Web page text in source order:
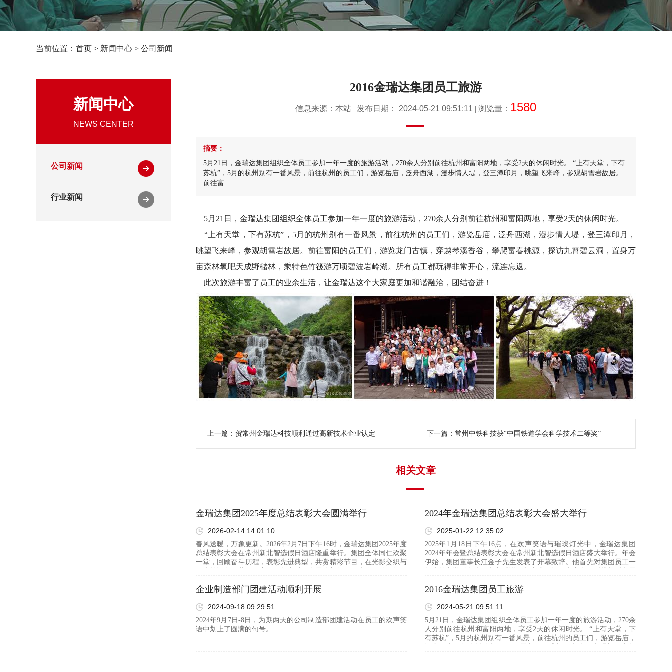
当前位置： 首页 > 新闻中心 > 公司新闻
新闻中心
NEWS CENTER
公司新闻
行业新闻
2016金瑞达集团员工旅游
信息来源：本站 | 发布日期： 2024-05-21 09:51:11 | 浏览量： 1580
摘要：
5月21日，金瑞达集团组织全体员工参加一年一度的旅游活动，270余人分别前往杭州和富阳两地，享受2天的休闲时光。 “上有天堂，下有
苏杭”，5月的杭州别有一番风景，前往杭州的员工们，游览岳庙，泛舟西湖，漫步情人堤，登三潭印月，眺望飞来峰，参观胡雪岩故居。
前往富…
5月21日，金瑞达集团组织全体员工参加一年一度的旅游活动，270余人分别前往杭州和富阳两地，享受2天的休闲时光。
“上有天堂，下有苏杭”，5月的杭州别有一番风景，前往杭州的员工们，游览岳庙，泛舟西湖，漫步情人堤，登三潭印月，
眺望飞来峰，参观胡雪岩故居。前往富阳的员工们，游览龙门古镇，穿越琴溪香谷，攀爬富春桃源，探访九霄碧云洞，置身万
亩森林氧吧天成野槠林，乘特色竹筏游万顷碧波岩岭湖。所有员工都玩得非常开心，流连忘返。
此次旅游丰富了员工的业余生活，让金瑞达这个大家庭更加和谐融洽，团结奋进！
上一篇： 贺常州金瑞达科技顺利通过高新技术企业认定 下一篇： 常州中铁科技获“中国铁道学会科学技术二等奖”
相关文章
金瑞达集团2025年度总结表彰大会圆满举行
2026-02-14 14:01:10
春风送暖，万象更新。2026年2月7日下午16时，金瑞达集团2025年度
总结表彰大会在常州新北智选假日酒店隆重举行。集团全体同仁欢聚
一堂，回顾奋斗历程，表彰先进典型，共赏精彩节目，在光影交织与
2024年金瑞达集团总结表彰大会盛大举行
2025-01-22 12:35:02
2025年1月18日下午16点，在欢声笑语与璀璨灯光中，金瑞达集团
2024年年会暨总结表彰大会在常州新北智选假日酒店盛大举行。年会
伊始，集团董事长江金子先生发表了开幕致辞。他首先对集团员工一
企业制造部门团建活动顺利开展
2024-09-18 09:29:51
2024年9月7日-8日，为期两天的公司制造部团建活动在员工的欢声笑
语中划上了圆满的句号。
2016金瑞达集团员工旅游
2024-05-21 09:51:11
5月21日，金瑞达集团组织全体员工参加一年一度的旅游活动，270余
人分别前往杭州和富阳两地，享受2天的休闲时光。 “上有天堂，下
有苏杭”，5月的杭州别有一番风景，前往杭州的员工们，游览岳庙，